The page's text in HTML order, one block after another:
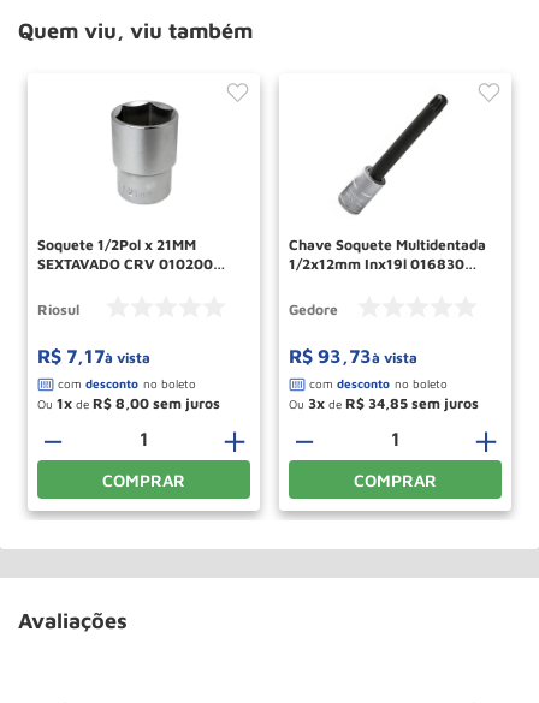
Quem viu, viu também
Soquete 1/2Pol x 21MM
SEXTAVADO CRV 010200
Riosul
R$ 7,17à vista
Ou 1 de R$ 8,00
＋
－
COMPRAR
Chave Soquete Multidentada
1/2x12mm Inx19l 016830
Gedore
R$ 93,73à vista
Ou 3 de R$ 34,85
＋
－
COMPRAR
Avaliações